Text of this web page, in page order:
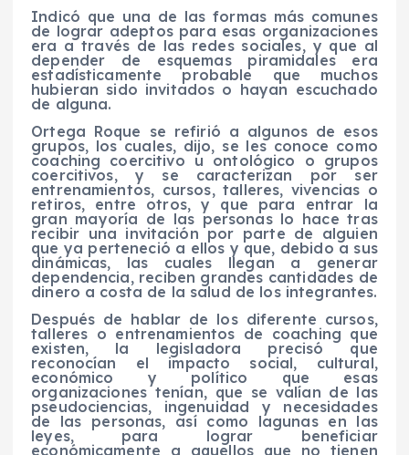
Indicó que una de las formas más comunes
de lograr adeptos para esas organizaciones
era a través de las redes sociales, y que al
depender de esquemas piramidales era
estadísticamente probable que muchos
hubieran sido invitados o hayan escuchado
de alguna.
Ortega Roque se refirió a algunos de esos
grupos, los cuales, dijo, se les conoce como
coaching coercitivo u ontológico o grupos
coercitivos, y se caracterizan por ser
entrenamientos, cursos, talleres, vivencias o
retiros, entre otros, y que para entrar la
gran mayoría de las personas lo hace tras
recibir una invitación por parte de alguien
que ya perteneció a ellos y que, debido a sus
dinámicas, las cuales llegan a generar
dependencia, reciben grandes cantidades de
dinero a costa de la salud de los integrantes.
Después de hablar de los diferente cursos,
talleres o entrenamientos de coaching que
existen, la legisladora precisó que
reconocían el impacto social, cultural,
económico y político que esas
organizaciones tenían, que se valían de las
pseudociencias, ingenuidad y necesidades
de las personas, así como lagunas en las
leyes, para lograr beneficiar
económicamente a aquellos que no tienen